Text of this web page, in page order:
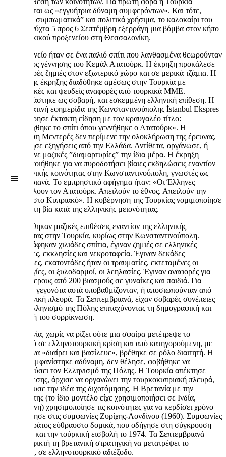
Canvas
εμφανίζεται ως «εγγυήτρια δύναμη συμφερόντων». Και τότε,
”εντελώς συμπωματικά” και πολιτικά χρήσιμα, το καλοκαίρι του
1955 τη νύχτα 5 προς 6 Σεπτέμβρη εξερράγη μια βόμβα στον κήπο
του τουρκικού προξενείου στη Θεσσαλονίκη.
Το προξενείο ήταν σε ένα παλιό σπίτι που λανθασμένα θεωρούνταν
ως ο τόπος γέννησης του Κεμάλ Ατατούρκ. Η έκρηξη προκάλεσε
μόνο μικρές ζημιές στον εξωτερικό χώρο και σε μερικά τζάμια. Η
είδηση της έκρηξης διαδόθηκε αμέσως στην Τουρκία με
υπερβολικές και ψευδείς αναφορές από τουρκικά ΜΜΕ.
Παρουσιάστηκε ως σοβαρή, και εσκεμμένη ελληνική επίθεση. Η
απογευματινή εφημερίδα της Κωνσταντινούπολης İstanbul Ekspres
κυκλοφόρησε έκτακτη είδηση με τον κραυγαλέο τίτλο:
«ανατινάχθηκε το σπίτι όπου γεννήθηκε ο Ατατούρκ». Η
κυβέρνηση Μεντερές δεν περίμενε την ολοκλήρωση της έρευνας,
ούτε ζήτησε εξηγήσεις από την Ελλάδα. Αντίθετα, οργάνωσε, ή
διευκόλυνε μαζικές ”διαμαρτυρίες” την ίδια μέρα. Η έκρηξη
χρησιμοποιήθηκε για να πυροδοτήσει βίαιες εκδηλώσεις εναντίον
της ελληνικής κοινότητας στην Κωνσταντινούπολη, γνωστές ως
Σεπτεμβριανά. Το εμπρηστικό αφήγημα ήταν: «Οι Έλληνες
προσβάλλουν τον Ατατούρκ. Απειλούν το έθνος. Απειλούν την
Τουρκία στο Κυπριακό». Η κυβέρνηση της Τουρκίας νομιμοποίησε
πολιτικά τη βία κατά της ελληνικής μειονότητας.
Εξαπολύθηκαν μαζικές επιθέσεις εναντίον της ελληνικής
μειονότητας στην Τουρκία, κυρίως στην Κωνσταντινούπολη.
Καταστράφηκαν χιλιάδες σπίτια, έγιναν ζημιές σε ελληνικές
περιουσίες, εκκλησίες και νεκροταφεία. Έγιναν δεκάδες
δολοφονίες, εκατοντάδες ήταν οι τραυματίες, εκτεταμένες οι
βιαιοπραγίες, οι ξυλοδαρμοί, οι λεηλασίες. Έγιναν αναφορές για
περισσότερους από 200 βιασμούς σε γυναίκες και παιδιά. Για
χρόνια τα γεγονότα αυτά υποβαθμίζονταν, ή αποσιωπούνταν από
την ελληνική πλευρά. Τα Σεπτεμβριανά, είχαν σοβαρές συνέπειες
για τον ελληνισμό της Πόλης επιταχύνοντας τη δημογραφική και
κοινωνική του συρρίκνωση.
Η Βρετανία, χωρίς να ρίξει ούτε μια σφαίρα μετέτρεψε το
Κυπριακό σε ελληνοτουρκική κρίση και από κατηγορούμενη, με
τον κανόνα «διαίρει και βασίλευε», βρέθηκε σε ρόλο διαιτητή. Η
Ελλάδα εμφανίστηκε αδύναμη, δεν θέλησε, φοβήθηκε να
προστατεύσει τον Ελληνισμό της Πόλης. Η Τουρκία απέκτησε
μοχλό πίεσης, άρχισε να οργανώνει την τουρκοκυπριακή πλευρά,
και ενίσχυσε την ιδέα της διχοτόμησης. Η Βρετανία με την
πολιτική της (το ίδιο μοντέλο είχε χρησιμοποιήσει σε Ινδία,
Παλαιστίνη) χρησιμοποίησε τις κοινότητες για να κερδίσει χρόνο
που οδήγησε στις συμφωνίες Ζυρίχης-Λονδίνου (1960). Συμφωνίες
για ένα κράτος εύθραυστο δομικά, που οδήγησε στη σύγκρουση
1963-’64 και την τούρκική εισβολή το 1974. Τα Σεπτεμβριανά
έκαναν εφικτή τη βρετανική στρατηγική να μετατρέψει το
κυπριακό, σε ελληνοτουρκικό αδιέξοδο.